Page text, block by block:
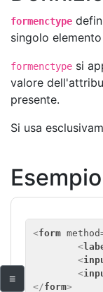
≡
formenctype
singolo elemento
formenctype si
valore
presente.
Si usa
Esempio
<form method
<
<
<
</form>